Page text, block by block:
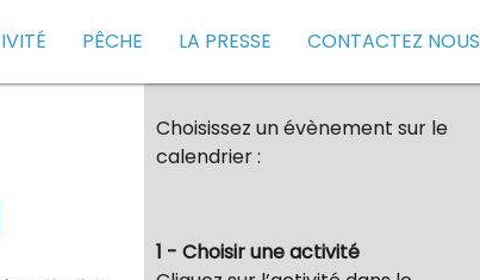
PÊCHE LA PRESSE CONTACTEZ NOUS
Choisissez un évènement sur le
calendrier :
1 - Choisir une activité